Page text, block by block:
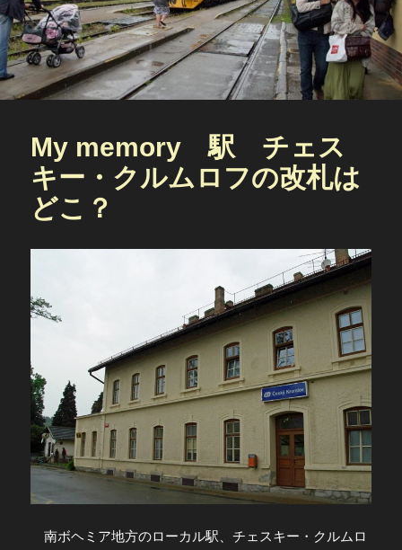
My memory 駅 チェス
キー・クルムロフの改札は
どこ？
南ボヘミア地方のローカル駅、チェスキー・クルムロ